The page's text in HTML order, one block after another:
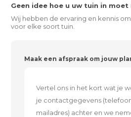
Geen idee hoe u uw tuin in moet
Wij hebben de ervaring en kennis
voor elke soort tuin.
Maak een afspraak om jouw